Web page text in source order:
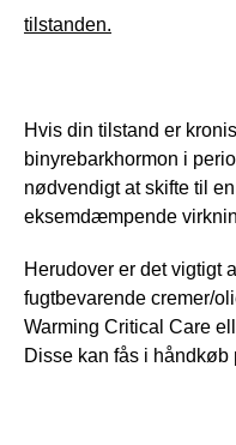
tilstanden.
Hvis din tilstand er
binyrebarkhormon i
nødvendigt at skifte til
eksemdæmpende
Herudover er det vigtigt
fugtbevarende cremer/
Warming Critical Care
Disse kan fås i håndkøb